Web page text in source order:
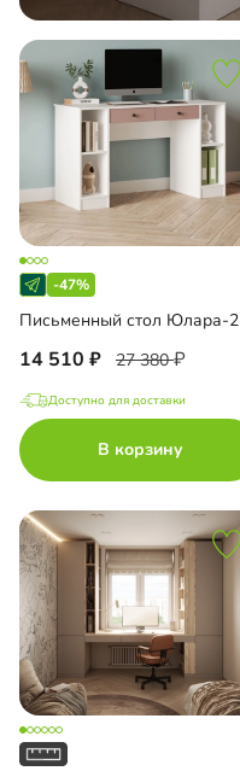
-47%
Письменный стол Юлара-2
14 510 27 380
Доступно для доставки
В корзину